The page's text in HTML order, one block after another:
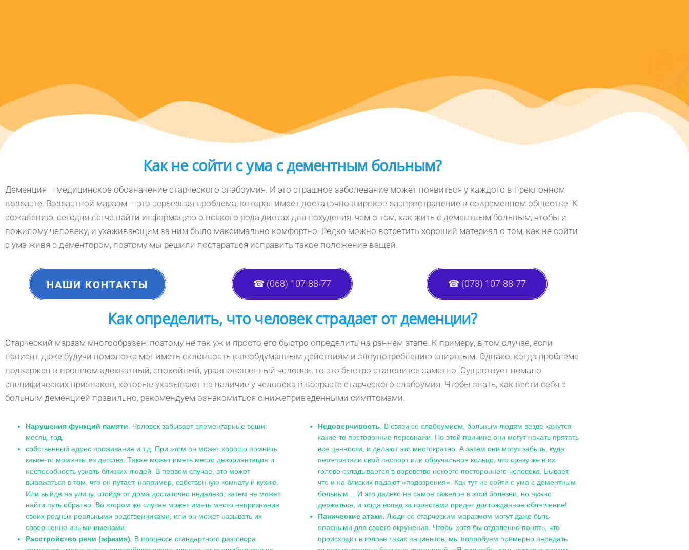
Как не сойти с ума с дементным больным?
Деменция – медицинское обозначение старческого слабоумия. И это страшное заболевание может появиться у каждого в преклонном
возрасте. Возрастной маразм – это серьезная проблема, которая имеет достаточно широкое распространение в современном обществе. К
сожалению, сегодня легче найти информацию о всякого рода диетах для похудения, чем о том, как жить с дементным больным, чтобы и
пожилому человеку, и ухаживающим за ним было максимально комфортно. Редко можно встретить хороший материал о том, как не сойти
с ума живя с дементором, поэтому мы решили постараться исправить такое положение вещей.
НАШИ КОНТАКТЫ ☎ (068) 107-88-77 ☎ (073) 107-88-77
Как определить, что человек страдает от деменции?
Старческий маразм многообразен, поэтому не так уж и просто его быстро определить на раннем этапе. К примеру, в том случае, если
пациент даже будучи помоложе мог иметь склонность к необдуманным действиям и злоупотреблению спиртным. Однако, когда проблеме
подвержен в прошлом адекватный, спокойный, уравновешенный человек, то это быстро становится заметно. Существует немало
специфических признаков, которые указывают на наличие у человека в возрасте старческого слабоумия. Чтобы знать, как вести себя с
больным деменцией правильно, рекомендуем ознакомиться с нижеприведенными симптомами.
Нарушения функций памяти . Человек забывает элементарные вещи:
месяц, год,
собственный адрес проживания и т.д. При этом он может хорошо помнить
какие-то моменты из детства. Также может иметь место дезориентация и
неспособность узнать близких людей. В первом случае, это может
выражаться в том, что он путает, например, собственную комнату и кухню.
Или выйдя на улицу, отойдя от дома достаточно недалеко, затем не может
найти путь обратно. Во втором же случае может иметь место непризнание
своих родных реальными родственниками, или он может называть их
совершенно иными именами.
Расстройство речи (афазия) . В процессе стандартного разговора
Недоверчивость . В связи со слабоумием, больным людям везде кажутся
какие-то посторонние персонажи. По этой причине они могут начать прятать
все ценности, и делают это многократно. А затем они могут забыть, куда
перепрятали свой паспорт или обручальное кольцо, что сразу же в их
голове складывается в воровство некоего постороннего человека. Бывает,
что и на близких падают «подозрения». Как тут не сойти с ума с дементным
больным… И это далеко не самое тяжелое в этой болезни, но нужно
держаться, и тогда вслед за горестями придет долгожданное облегчение!
Панические атаки. Люди со старческим маразмом могут даже быть
опасными для своего окружения. Чтобы хотя бы отдаленно понять, что
происходит в голове таких пациентов, мы попробуем примерно передать